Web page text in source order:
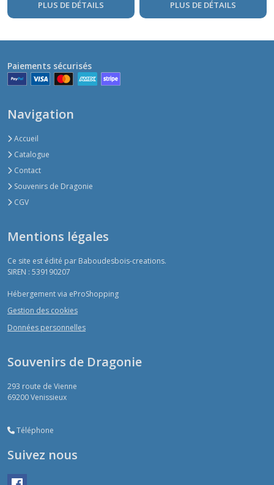
PLUS DE DÉTAILS PLUS DE DÉTAILS
Paiements sécurisés
Navigation
Accueil
Catalogue
Contact
Souvenirs de Dragonie
CGV
Mentions légales
Ce site est édité par Baboudesbois-creations.
SIREN : 539190207
Hébergement via eProShopping
Gestion des cookies
Données personnelles
Souvenirs de Dragonie
293 route de Vienne
69200Venissieux
Téléphone
Suivez nous